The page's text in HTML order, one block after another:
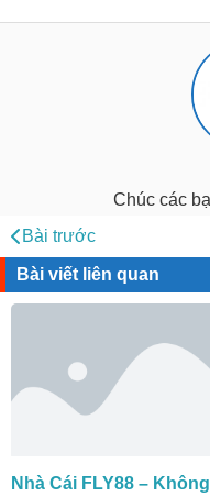
Chúc các
Bài trước
Bài viết liên quan
Nhà Cái FLY88 – Không